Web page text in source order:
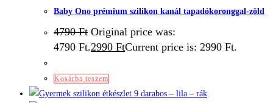
Baby Ono prémium szilikon kanál tapadókoronggal-zöld
4790Ft Original price was:
4790 Ft.2990 FtCurrent price is: 2990 Ft.
Kosárba teszem